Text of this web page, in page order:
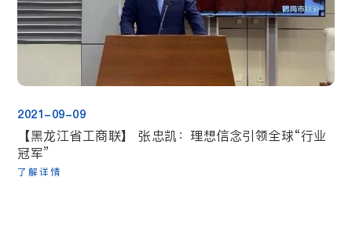
2021-09-09
【黑龙江省工商联】 张忠凯：理想信念引领全球“行业
冠军”
了解详情